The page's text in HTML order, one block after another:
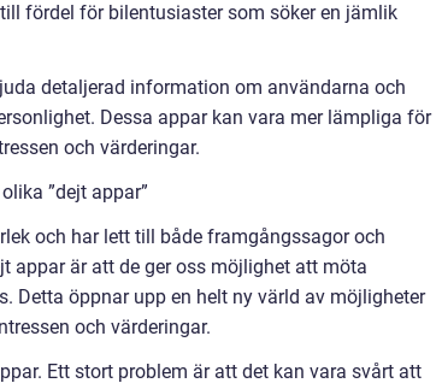
fördel för bilentusiaster som söker en jämlik
detaljerad information om användarna och
Dessa appar kan vara mer lämpliga för
och värderingar.
”dejt appar”
och har lett till både framgångssagor och
appar är att de ger oss möjlighet att möta
Detta öppnar upp en helt ny värld av möjligheter
och värderingar.
Ett stort problem är att det kan vara svårt att